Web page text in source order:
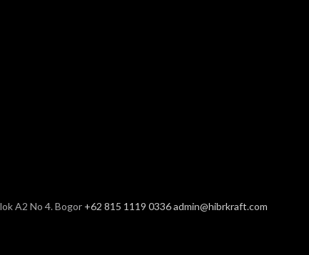
A2 No 4. Bogor +62 815 1119 0336admin@hibrkraft.com